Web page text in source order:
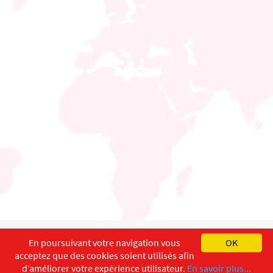
English Français
Copyright ©ISEC-AdW Impressum
OK
En poursuivant votre navigation vous
acceptez que des cookies soient utilisés afin
d’améliorer votre expérience utilisateur. En savoir plus...